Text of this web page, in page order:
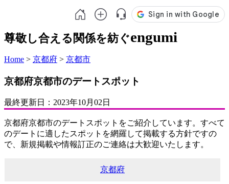
尊敬し合える関係を紡ぐengumi
Home > 京都府 > 京都市
京都府京都市のデートスポット
最終更新日： 2023年10月02日
京都府京都市のデートスポットをご紹介しています。すべて
のデートに適したスポットを網羅して掲載する方針ですの
で、新規掲載や情報訂正のご連絡は大歓迎いたします。
京都府